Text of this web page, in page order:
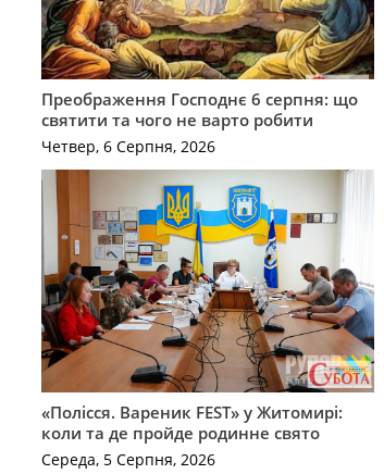
Преображення Господнє 6 серпня: що
святити та чого не варто робити
Четвер, 6 Серпня, 2026
«Полісся. Вареник FEST» у Житомирі:
коли та де пройде родинне свято
Середа, 5 Серпня, 2026